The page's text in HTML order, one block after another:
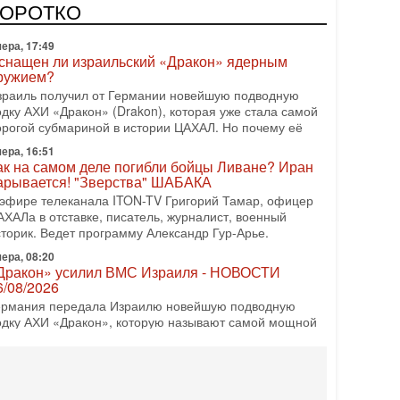
политический альянс? Что произойдет с
раскладом сил, если арабский список
17:49
ли израильский «Дракон» ядерным
получил от Германии новейшую подводную
АХИ «Дракон» (Drakon), которая уже стала самой
субмариной в истории ЦАХАЛ. Но почему её
16:51
на самом деле погибли бойцы Ливане? Иран
"Зверства" ШАБАКА
телеканала ITON-TV Григорий Тамар, офицер
в отставке, писатель, журналист, военный
Ведет программу Александр Гур-Арье.
08:20
усилил ВМС Израиля - НОВОСТИ
08/2026
передала Израилю новейшую подводную
АХИ «Дракон», которую называют самой мощной